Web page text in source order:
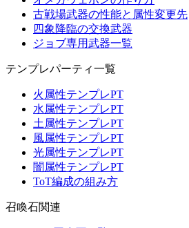
古戦場武器の性能と属性変更先
四象降臨の交換武器
ジョブ専用武器一覧
テンプレパーティ一覧
火属性テンプレPT
水属性テンプレPT
土属性テンプレPT
風属性テンプレPT
光属性テンプレPT
闇属性テンプレPT
ToT編成の組み方
召喚石関連